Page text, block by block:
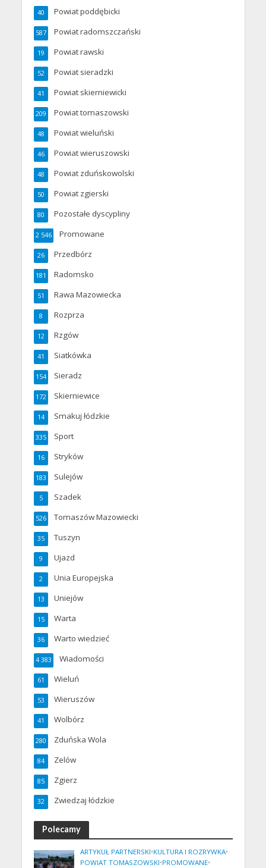
Powiat poddębicki
40
Powiat radomszczański
587
Powiat rawski
19
Powiat sieradzki
52
Powiat skierniewicki
41
Powiat tomaszowski
209
Powiat wieluński
48
Powiat wieruszowski
46
Powiat zduńskowolski
48
Powiat zgierski
50
Pozostałe dyscypliny
80
Promowane
2 546
Przedbórz
26
Radomsko
181
Rawa Mazowiecka
51
Rozprza
8
Rzgów
12
Siatkówka
41
Sieradz
154
Skierniewice
172
Smakuj łódzkie
14
Sport
335
Stryków
16
Sulejów
183
Szadek
5
Tomaszów Mazowiecki
526
Tuszyn
35
Ujazd
9
Unia Europejska
2
Uniejów
13
Warta
15
Warto wiedzieć
36
Wiadomości
4 383
Wieluń
61
Wieruszów
53
Wolbórz
41
Zduńska Wola
280
Zelów
84
Zgierz
85
Zwiedzaj łódzkie
32
Polecamy
ARTYKUŁ PARTNERSKI•KULTURA I ROZRYWKA•
POWIAT TOMASZOWSKI•PROMOWANE•